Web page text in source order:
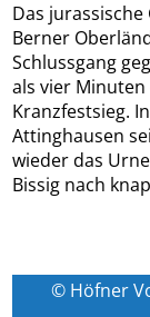
Das
Berner
Schlussgang
als vier
Kranzfestsieg.
Attinghausen
wieder das
Bissig nach
© Höfner